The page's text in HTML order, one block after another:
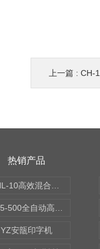
上一篇 : CH-
热销产品
YZ安瓿印字机